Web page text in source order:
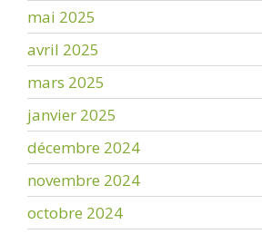
mai 2025
avril 2025
mars 2025
janvier 2025
décembre 2024
novembre 2024
octobre 2024